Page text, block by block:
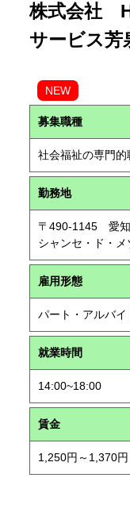
株式会社
サービス芳
NEW
募集職種
社会福祉の専門的
勤務地
〒490-1145 愛
シャンセ・ド・
雇用形態
パート・アルバ
就業時間
14:00~18:00
賃金
1,250円～1,370円